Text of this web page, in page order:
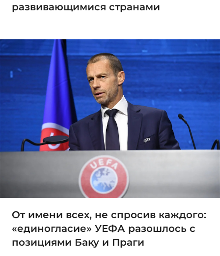
развивающимися странами
От имени всех, не спросив каждого:
«единогласие» УЕФА разошлось с
позициями Баку и Праги